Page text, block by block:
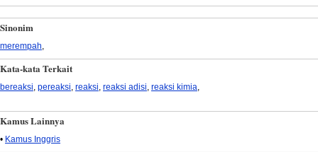
Sinonim
merempah
Kata-kata Terkait
bereaksi, pereaksi, reaksi, reaksi adisi, reaksi kimia,
Kamus Lainnya
• Kamus Inggris